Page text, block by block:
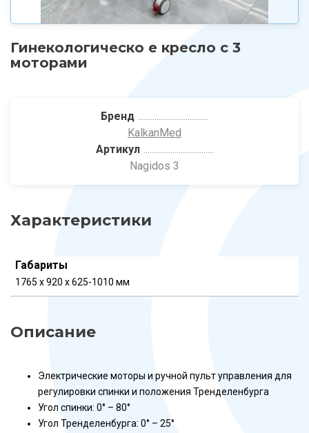
Гинекологическо е кресло с 3
моторами
Бренд
KalkanMed
Артикул
Nagidos 3
Характеристики
Габариты
1765 x 920 x 625-1010 мм
Описание
Электрические моторы и ручной пульт управления для
регулировки спинки и положения Тренделенбурга
Угол спинки: 0° – 80°
Угол Тренделенбурга: 0° – 25°